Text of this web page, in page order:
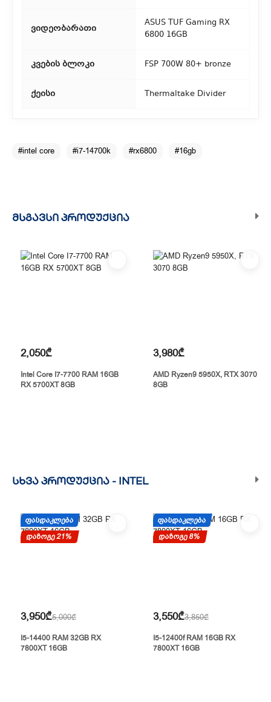
ვიდეობარათი
ASUS TUF Gaming RX
6800 16GB
კვების ბლოკი FSP 700W 80+ bronze
ქეისი Thermaltake Divider
#intel core #i7-14700k #rx6800 #16gb
ᲛᲡᲒᲐᲕᲡᲘ ᲞᲠᲝᲓᲣᲥᲪᲘᲐ
2,050₾
Intel Core I7-7700 RAM 16GB
RX 5700XT 8GB
3,980₾
AMD Ryzen9 5950X, RTX 3070
8GB
ᲡᲮᲕᲐ ᲞᲠᲝᲓᲣᲥᲪᲘᲐ - INTEL
ᲤᲐᲡᲓᲐᲙᲚᲔᲑᲐ
დაზოგე 21%
3,950₾5,000₾
I5-14400 RAM 32GB RX
7800XT 16GB
ᲤᲐᲡᲓᲐᲙᲚᲔᲑᲐ
დაზოგე 8%
3,550₾3,850₾
I5-12400f RAM 16GB RX
7800XT 16GB